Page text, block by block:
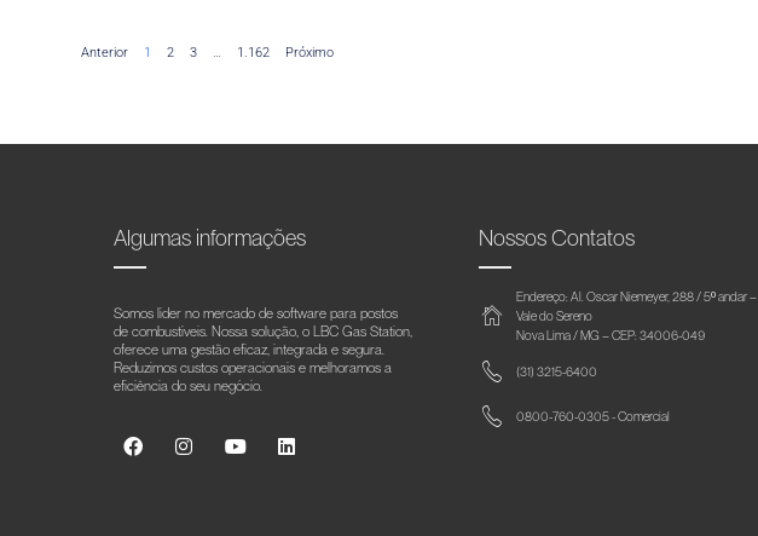
Anterior 1 2 3 … 1.162 Próximo
Algumas informações
Somos líder no mercado de software para postos
de combustíveis. Nossa solução, o LBC Gas Station,
oferece uma gestão eficaz, integrada e segura.
Reduzimos custos operacionais e melhoramos a
eficiência do seu negócio.
Nossos Contatos
Endereço: Al. Oscar Niemeyer, 288 / 5º andar –
Vale do Sereno
Nova Lima / MG – CEP: 34006-049
(31) 3215-6400
0800-760-0305 - Comercial